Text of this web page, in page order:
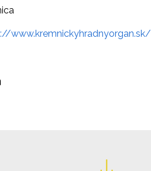
www.kremnickyhradnyorgan.sk/